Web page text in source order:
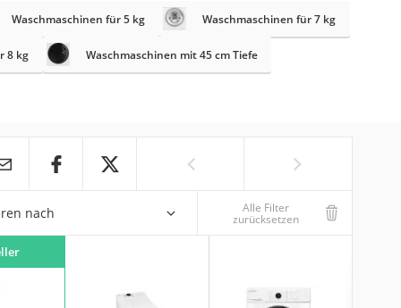
Waschmaschinen für 5 kg Waschmaschinen für 7 kg
8 kg Waschmaschinen mit 45 cm Tiefe
nach Alle Filter
zurücksetzen